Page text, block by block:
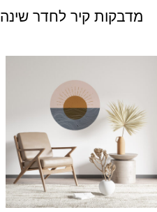
מדבקות קיר לחדר שינה